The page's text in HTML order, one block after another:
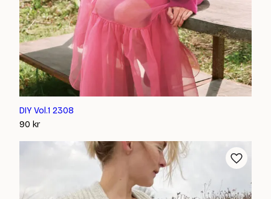
DIY Vol.1 2308
90 kr